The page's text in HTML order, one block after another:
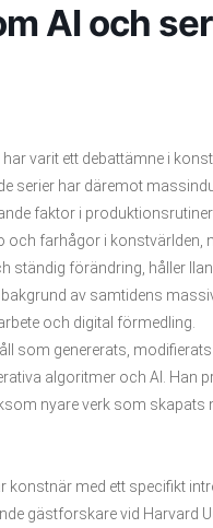
AI och
varit ett debattämne i
serier har däremot
faktor i
och farhågor i konstvärlden,
ständig förändring, håller
av samtidens
och digital förmedling.
som genererats, modifierats
algoritmer och AI. Han
nyare verk som skapats
konstnär med ett specifikt
gästforskare vid Harvard